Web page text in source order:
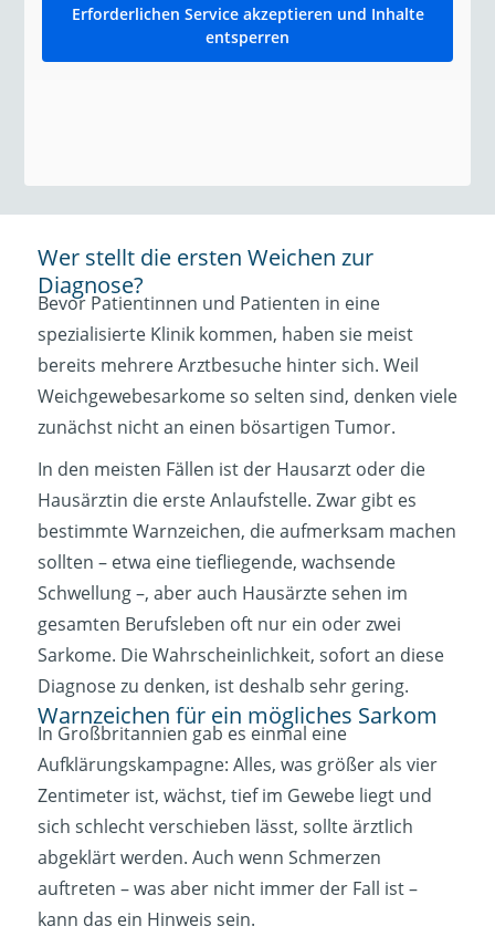
Erforderlichen Service akzeptieren und Inhalte
entsperren
Wer stellt die ersten Weichen zur
Diagnose?
Bevor Patientinnen und Patienten in eine
spezialisierte Klinik kommen, haben sie meist
bereits mehrere Arztbesuche hinter sich. Weil
Weichgewebesarkome so selten sind, denken viele
zunächst nicht an einen bösartigen Tumor.
In den meisten Fällen ist der Hausarzt oder die
Hausärztin die erste Anlaufstelle. Zwar gibt es
bestimmte Warnzeichen, die aufmerksam machen
sollten – etwa eine tiefliegende, wachsende
Schwellung –, aber auch Hausärzte sehen im
gesamten Berufsleben oft nur ein oder zwei
Sarkome. Die Wahrscheinlichkeit, sofort an diese
Diagnose zu denken, ist deshalb sehr gering.
Warnzeichen für ein mögliches Sarkom
In Großbritannien gab es einmal eine
Aufklärungskampagne: Alles, was größer als vier
Zentimeter ist, wächst, tief im Gewebe liegt und
sich schlecht verschieben lässt, sollte ärztlich
abgeklärt werden. Auch wenn Schmerzen
auftreten – was aber nicht immer der Fall ist –
kann das ein Hinweis sein.